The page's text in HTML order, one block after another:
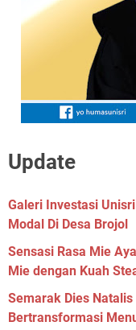
Update
Galeri Investasi
Modal Di Desa Brojol
Sensasi Rasa Mie
Mie dengan Kuah
Semarak Dies
Bertransformasi